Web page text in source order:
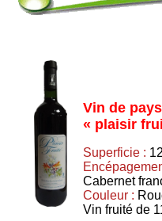
Vin de
« plaisir
Superficie :
Cabernet
Couleur :
Vin fruité de